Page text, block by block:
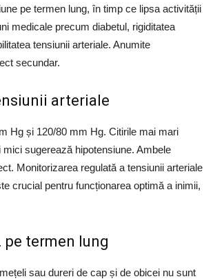
pe termen lung, în timp ce lipsa activității
medicale precum diabetul, rigiditatea
tensiunii arteriale. Anumite
secundar.
arteriale
Hg și 120/80 mm Hg. Citirile mai mari
sugerează hipotensiune. Ambele
Monitorizarea regulată a tensiunii arteriale
crucial pentru funcționarea optimă a inimii,
termen lung
sau dureri de cap și de obicei nu sunt